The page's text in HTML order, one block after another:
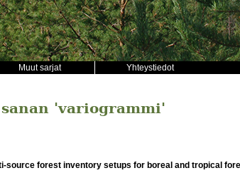
Muut sarjat Yhteystiedot
'variogrammi'
source forest inventory setups for boreal and tropical